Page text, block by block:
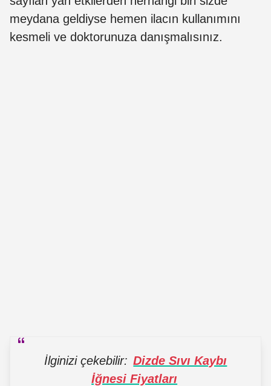
meydana geldiyse hemen ilacın kullanımını
kesmeli ve doktorunuza danışmalısınız.
İlginizi çekebilir: Dizde Sıvı Kaybı
İğnesi Fiyatları